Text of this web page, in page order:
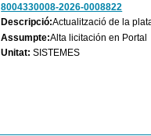
8004330008-2026-0008822
Descripció:Actualització de la
Assumpte:Alta licitación en Portal
Unitat:SISTEMES